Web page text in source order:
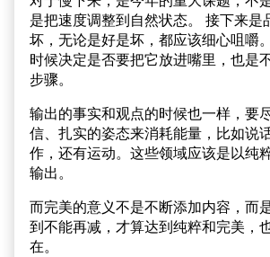
是把速度调整到自然状态。 接下来是
坏，无论是好是坏，都应该细心咀嚼
时候决定是否要把它放进嘴里，也是
步骤。
输出的事实和观点的时候也一样，要
信、扎实的姿态来消耗能量，比如说
作，还有运动。这些领域应该是以纯
输出。
而完美的意义不是不断添加内容，而
到不能再减，才算达到纯粹和完美，
在。